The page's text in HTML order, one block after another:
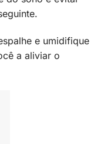
e umidifique
a aliviar o